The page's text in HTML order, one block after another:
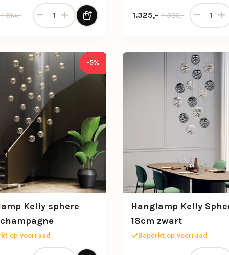
prijs was: 1.014,-.
prijs is: 698,-.
Hanglamp Hoseki verticaal zwart/smoke aantal
1.395,-
Oorspronkelijke prijs was:
1.325,-
Huidige prijs is: 1.325,-.
-5%
Kelly sphere
op voorraad
Hanglamp Kelly
18cm zwart
Beperkt op voorraad